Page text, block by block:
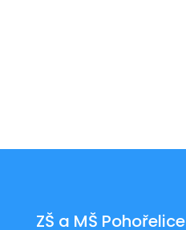
ZŠ a MŠ Pohořelice